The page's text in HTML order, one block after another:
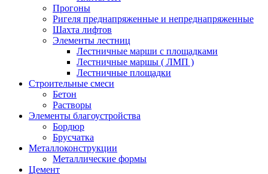
Прогоны
Ригеля преднапряженные и непреднапряженные
Шахта лифтов
Элементы лестниц
Лестничные марши с площадками
Лестничные маршы ( ЛМП )
Лестничные площадки
Строительные смеси
Бетон
Растворы
Элементы благоустройства
Бордюр
Брусчатка
Металлоконструкции
Металлические формы
Цемент